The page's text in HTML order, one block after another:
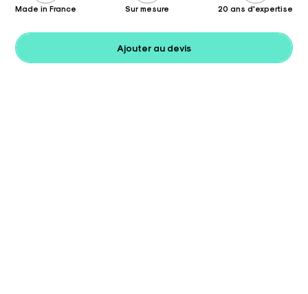
Made in France Sur mesure 20 ans d'expertise
Ajouter au devis